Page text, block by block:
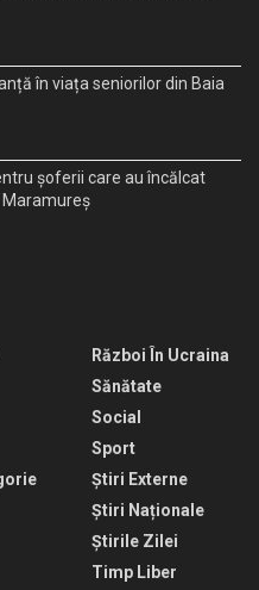
în viața seniorilor din Baia
șoferii care au încălcat
Război În Ucraina
Sănătate
Social
Sport
Știri Externe
Știri Naționale
Știrile Zilei
Timp Liber